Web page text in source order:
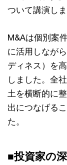
ついて講演しま
M&Aは個別案
に活用しなが
ディネス）を
しました。全
土を横断的に
出につなげる
た。
■投資家の